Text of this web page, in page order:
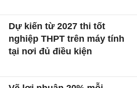
Dự kiến từ 2027 thi tốt
nghiệp THPT trên máy tính
tại nơi đủ điều kiện